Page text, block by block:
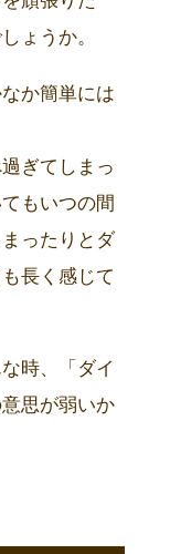
ょうか。
か簡単には
ぎてしまっ
もいつの間
ったりとダ
長く感じて
時、「ダイ
思が弱いか